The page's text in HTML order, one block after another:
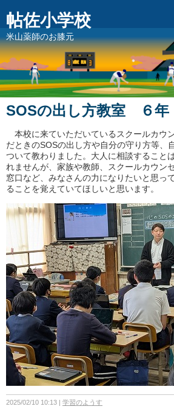
帖佐小学校
米山薬師のお膝元
SOSの出し方教室 ６
本校に来ていただいているスクールカウ
だときのSOSの出し方や自分の守り方等、
ついて教わりました。大人に相談すること
れませんが、家族や教師、スクールカウン
窓口など、みなさんの力になりたいと思っ
ることを覚えていてほしいと思います。
2025/02/10 10:13 学習のようす